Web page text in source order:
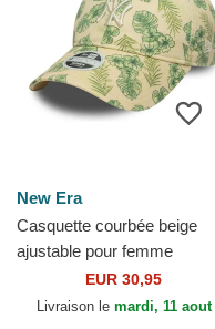
New Era
Casquette courbée beige
ajustable pour femme
9TWENTY All Over Print
Tropical New York Yankees
EUR 30,95
Livraison le mardi, 11 aout